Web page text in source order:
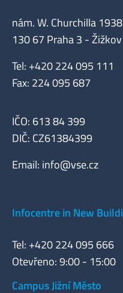
nám. W. Churchilla
130 67 Praha 3 - Žižkov
Tel: +420 224 095 111
Fax: 224 095 687
IČO: 613 84 399
DIČ: CZ61384399
Email: info@vse.cz
Infocentre in New
Tel: +420 224 095 666
Otevřeno: 9:00 - 15:00
Campus Jižní Město